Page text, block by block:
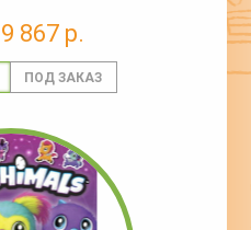
9 867 р.